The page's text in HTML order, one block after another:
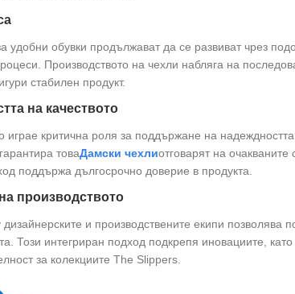
удобни обувки продължават да се развиват чрез
Производството на чехли набляга на
стабилен продукт.
на качеството
играе критична роля за поддържане на
товаДамски чехлиотговарят на
поддържа дългосрочно доверие в продукта.
производството
и производствените екипи позволява
Този интегриран подход подкрепя иновациите,
за колекциите The Slippers.